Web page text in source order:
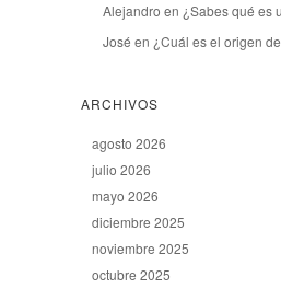
Alejandro en ¿Sabes qué es
José en ¿Cuál es el origen
ARCHIVOS
agosto 2026
julio 2026
mayo 2026
diciembre 2025
noviembre 2025
octubre 2025